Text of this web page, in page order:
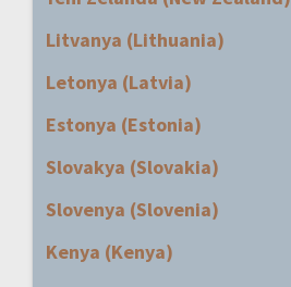
Litvanya (Lithuania)
Letonya (Latvia)
Estonya (Estonia)
Slovakya (Slovakia)
Slovenya (Slovenia)
Kenya (Kenya)